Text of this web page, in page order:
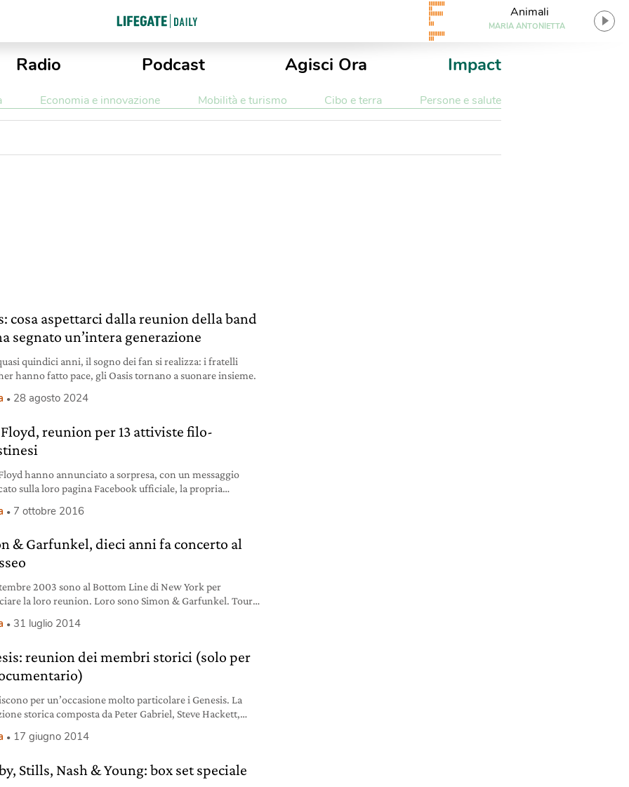
Animali
MARIA ANTONIETTA
Radio Podcast Agisci Ora Impact
Economia e innovazione Mobilità e turismo Cibo e terra Persone e salute
cosa aspettarci dalla reunion della band
segnato un’intera generazione
quindici anni, il sogno dei fan si realizza: i fratelli
hanno fatto pace, gli Oasis tornano a suonare insieme.
28 agosto 2024
reunion per 13 attiviste filo-
hanno annunciato a sorpresa, con un messaggio
sulla loro pagina Facebook ufficiale, la propria
Flotilla Coalition, un’organizzazione filo-palestinese
i membri della band “David
7 ottobre 2016
& Garfunkel, dieci anni fa concerto al
2003 sono al Bottom Line di New York per
la loro reunion. Loro sono Simon & Garfunkel. Tour
hits. Visto il successo ottenuto dalla prima serie di
31 luglio 2014
reunion dei membri storici (solo per
per un’occasione molto particolare i Genesis. La
storica composta da Peter Gabriel, Steve Hackett,
a un documentario dal titolo Genesis: together and
di scrittura della band
17 giugno 2014
Stills, Nash & Young: box set speciale